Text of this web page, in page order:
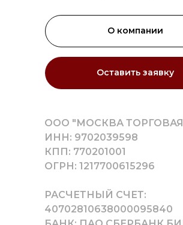
Оставить заявку
О компании
ООО "МОСКВА
ИНН: 9702039598
КПП: 770201001
ОГРН: 1217700615296
РАСЧЕТНЫЙ СЧЕТ:
40702810638000095840